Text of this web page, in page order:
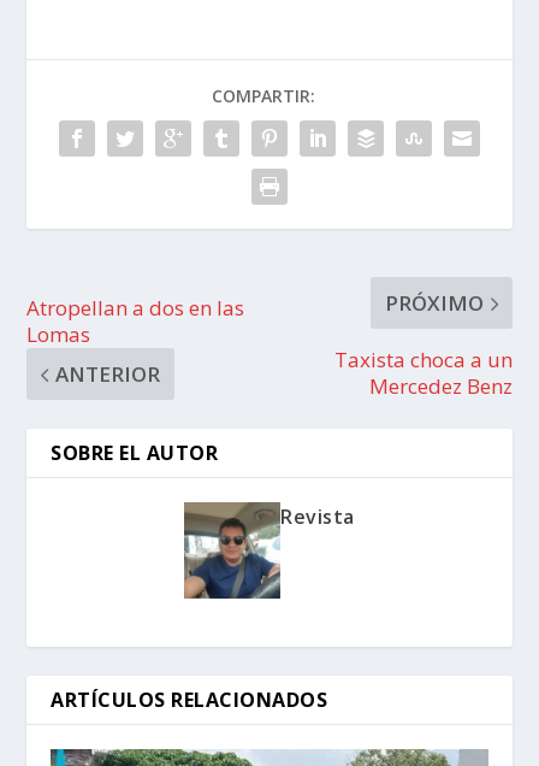
COMPARTIR:
Atropellan a dos en las
Lomas
ANTERIOR
PRÓXIMO
Taxista choca a un
Mercedez Benz
SOBRE EL AUTOR
Revista
ARTÍCULOS RELACIONADOS